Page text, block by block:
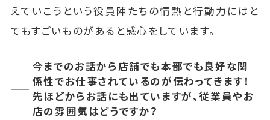
えていこうという役員陣たちの情熱と行動力にはと
てもすごいものがあると感心をしています。
今までのお話から店舗でも本部でも良好な関
係性でお仕事されているのが伝わってきます！
先ほどからお話にも出ていますが、従業員やお
店の雰囲気はどうですか？